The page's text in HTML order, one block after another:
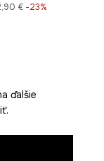
€ -23%
ďalšie